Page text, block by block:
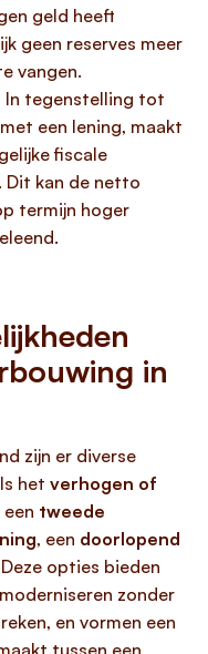
geld heeft
geen reserves meer
vangen.
In tegenstelling tot
een lening, maakt
fiscale
Dit kan de netto
termijn hoger
in
zijn er diverse
het verhogen of
een tweede
, een doorlopend
opties bieden
zonder
en vormen een
tussen een